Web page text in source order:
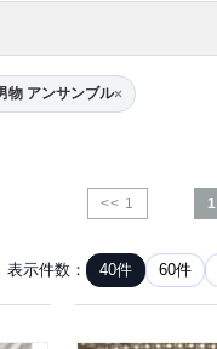
物 アンサンブル×
<< 1 1
表示件数： 40件 60件